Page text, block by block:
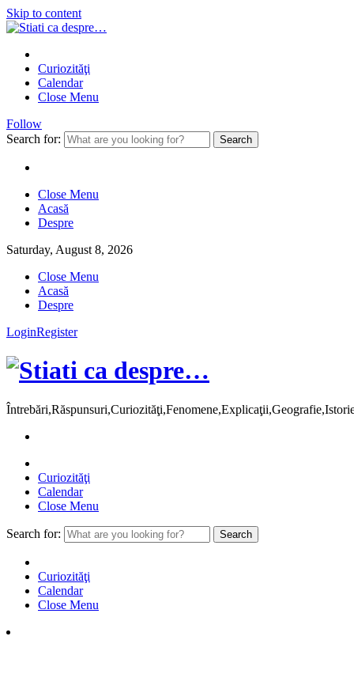
Skip to content
Curiozităţi
Calendar
Close Menu
Follow
Search for:
Close Menu
Acasă
Despre
Saturday, August 8, 2026
Close Menu
Acasă
Despre
LoginRegister
Curiozităţi
Calendar
Close Menu
Search for:
Curiozităţi
Calendar
Close Menu